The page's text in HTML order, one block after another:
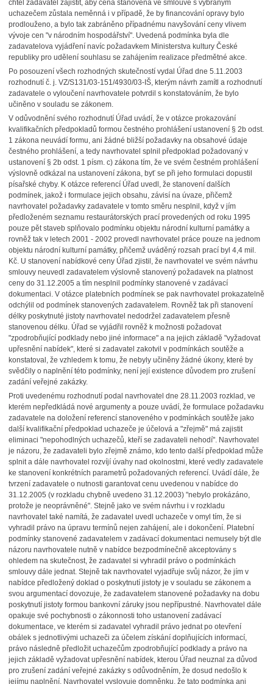
chtěl zadavatel zajistit, aby cena stanovená ve smlouvě s vybraným
uchazečem zůstala neměnná i v případě, že by financování opravy bylo
prodlouženo, a bylo tak zabráněno případnému navyšování ceny vlivem
vývoje cen "v národním hospodářství". Uvedená podmínka byla dle
zadavatelova vyjádření navíc požadavkem Ministerstva kultury České
republiky pro udělení souhlasu se zahájením realizace předmětné akce.
Po posouzení všech rozhodných skutečností vydal Úřad dne 5.11.2003
rozhodnutí č. j. VZ/S131/03-151/4930/03-IŠ, kterým návrh zamítl a rozhodnutí
zadavatele o vyloučení navrhovatele potvrdil s konstatováním, že bylo
učiněno v souladu se zákonem.
V odůvodnění svého rozhodnutí Úřad uvádí, že v otázce prokazování
kvalifikačních předpokladů formou čestného prohlášení ustanovení § 2b odst.
1 zákona neuvádí formu, ani žádné bližší požadavky na obsahové údaje
čestného prohlášení, a tedy navrhovatel splnil předpoklad požadovaný v
ustanovení § 2b odst. 1 písm. c) zákona tím, že ve svém čestném prohlášení
výslovně odkázal na ustanovení zákona, byť se při jeho formulaci dopustil
písařské chyby. K otázce referencí Úřad uvedl, že stanovení dalších
podmínek, jakož i formulace jejich obsahu, závisí na úvaze, přičemž
navrhovatel požadavky zadavatele v tomto směru nesplnil, když v jím
předloženém seznamu restaurátorských prací provedených od roku 1995
pouze pět staveb splňovalo podmínku objektu národní kulturní památky a
rovněž tak v letech 2001 - 2002 provedl navrhovatel práce pouze na jednom
objektu národní kulturní památky, přičemž uváděný rozsah prací byl 4,4 mil.
Kč. U stanovení nabídkové ceny Úřad zjistil, že navrhovatel ve svém návrhu
smlouvy neuvedl zadavatelem výslovně stanovený požadavek na platnost
ceny do 31.12.2005 a tím nesplnil podmínky stanovené v zadávací
dokumentaci. V otázce platebních podmínek se pak navrhovatel prokazatelně
odchýlil od podmínek stanovených zadavatelem. Rovněž tak při stanovení
délky poskytnuté jistoty navrhovatel nedodržel zadavatelem přesně
stanovenou délku. Úřad se vyjádřil rovněž k možnosti požadovat
"zpodrobňující podklady nebo jiné informace" a na jejich základě "vyžadovat
upřesnění nabídek", které si zadavatel zakotvil v podmínkách soutěže a
konstatoval, že vzhledem k tomu, že nebyly učiněny žádné úkony, které by
svědčily o naplnění této podmínky, není její existence důvodem pro zrušení
zadání veřejné zakázky.
Proti uvedenému rozhodnutí podal navrhovatel dne 28.11.2003 rozklad, ve
kterém nepředkládá nové argumenty a pouze uvádí, že formulace požadavku
zadavatele na doložení referencí stanoveného v podmínkách soutěže jako
další kvalifikační předpoklad uchazeče je účelová a "zřejmě" má zajistit
eliminaci "nepohodlných uchazečů, kteří se zadavateli nehodí". Navrhovatel
je názoru, že zadavateli bylo zřejmě známo, kdo tento další předpoklad může
splnit a dále navrhovatel rozvíjí úvahy nad okolnostmi, které vedly zadavatele
ke stanovení konkrétních parametrů požadovaných referencí. Uvádí dále, že
tvrzení zadavatele o nutnosti garantovat cenu uvedenou v nabídce do
31.12.2005 (v rozkladu chybně uvedeno 31.12.2003) "nebylo prokázáno,
protože je neoprávněné". Stejně jako ve svém návrhu i v rozkladu
navrhovatel také namítá, že zadavatel uvedl uchazeče v omyl tím, že si
vyhradil právo na úpravu termínů nejen zahájení, ale i dokončení. Platební
podmínky stanovené zadavatelem v zadávací dokumentaci nemusely být dle
názoru navrhovatele nutně v nabídce bezpodmínečně akceptovány s
ohledem na skutečnost, že zadavatel si vyhradil právo o podmínkách
smlouvy dále jednat. Stejně tak navrhovatel vyjadřuje svůj názor, že jím v
nabídce předložený doklad o poskytnutí jistoty je v souladu se zákonem a
svou argumentací dovozuje, že zadavatelem stanovené požadavky na dobu
poskytnutí jistoty formou bankovní záruky jsou nepřípustné. Navrhovatel dále
opakuje své pochybnosti o zákonnosti toho ustanovení zadávací
dokumentace, ve kterém si zadavatel vyhradil právo jednat po otevření
obálek s jednotlivými uchazeči za účelem získání doplňujících informací,
právo následně předložit uchazečům zpodrobňující podklady a právo na
jejich základě vyžadovat upřesnění nabídek, kterou Úřad neuznal za důvod
pro zrušení zadání veřejné zakázky s odůvodněním, že dosud nedošlo k
jejímu naplnění. Navrhovatel vyslovuje domněnku, že tato podmínka ani